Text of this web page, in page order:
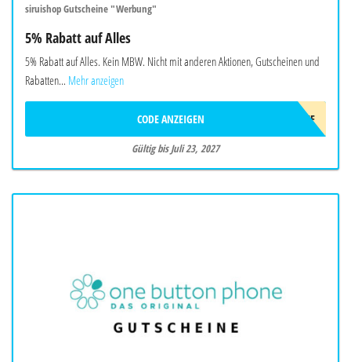
siruishop Gutscheine "Werbung"
5% Rabatt auf Alles
5% Rabatt auf Alles. Kein MBW. Nicht mit anderen Aktionen, Gutscheinen und
Rabatten... Mehr anzeigen
AFF5OFF
CODE ANZEIGEN
Gültig bis Juli 23, 2027